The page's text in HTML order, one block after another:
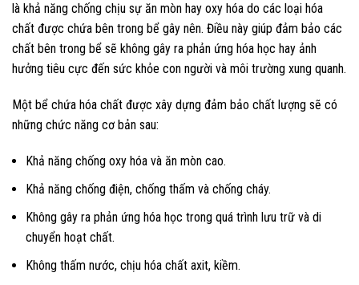
là khả năng chống chịu sự ăn mòn hay oxy hóa do các loại hóa
chất được chứa bên trong bể gây nên. Điều này giúp đảm bảo các
chất bên trong bể sẽ không gây ra phản ứng hóa học hay ảnh
hưởng tiêu cực đến sức khỏe con người và môi trường xung quanh.
Một bể chứa hóa chất được xây dựng đảm bảo chất lượng sẽ có
những chức năng cơ bản sau:
Khả năng chống oxy hóa và ăn mòn cao.
Khả năng chống điện, chống thấm và chống cháy.
Không gây ra phản ứng hóa học trong quá trình lưu trữ và di
chuyển hoạt chất.
Không thấm nước, chịu hóa chất axit, kiềm.